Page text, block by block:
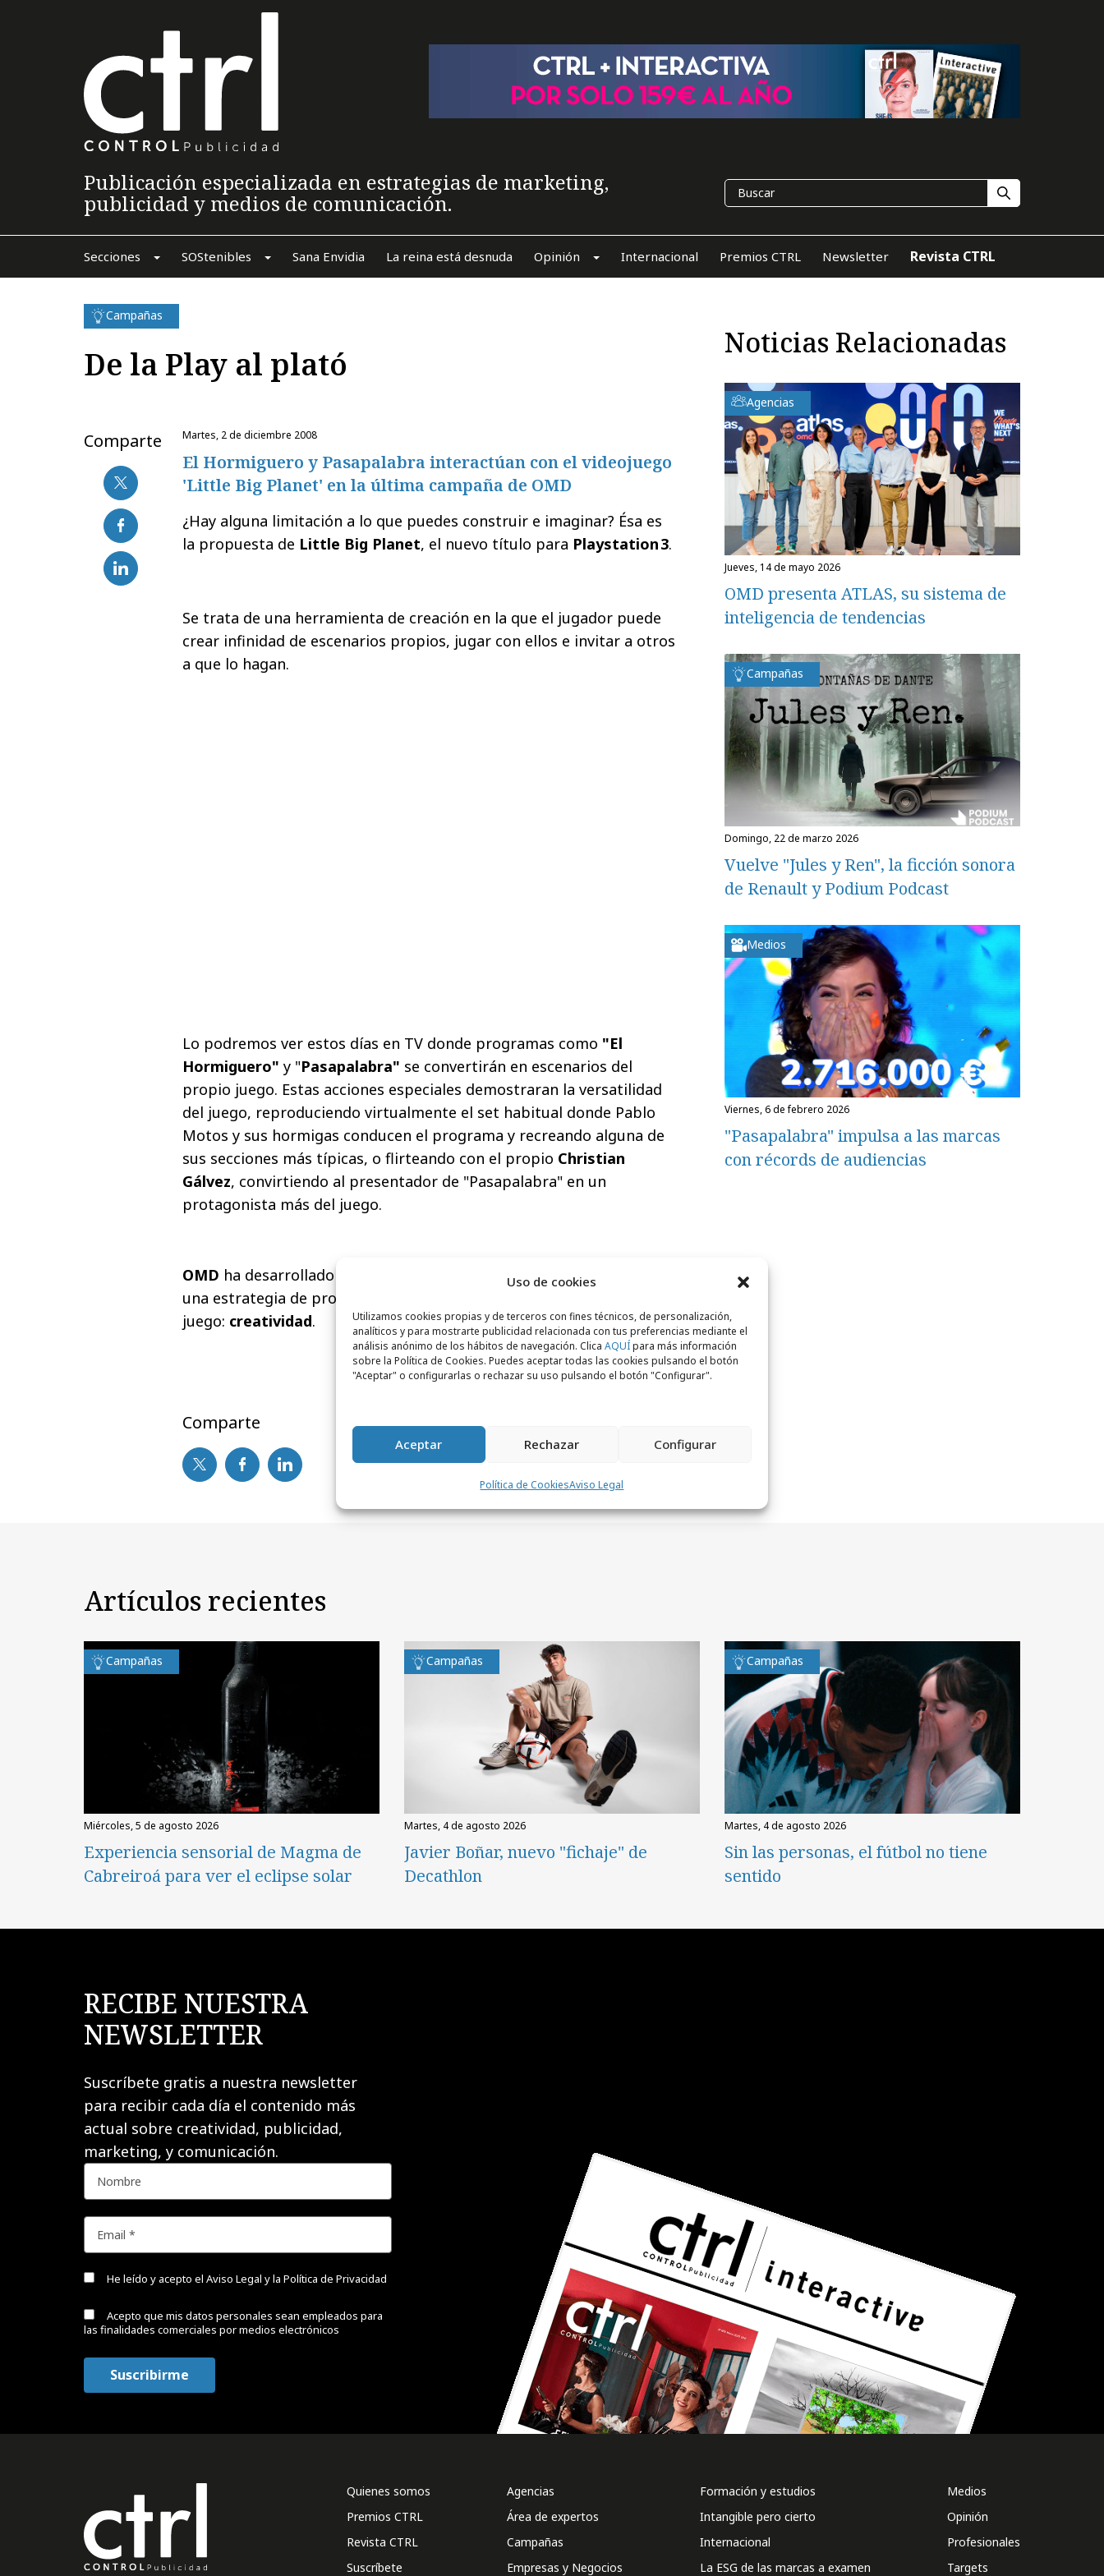
Uso de cookies
Utilizamos cookies propias y de terceros con fines técnicos, de personalización,
analíticos y para mostrarte publicidad relacionada con tus preferencias mediante el
análisis anónimo de los hábitos de navegación. Clica AQUÍpara más información
sobre la Política de Cookies. Puedes aceptar todas las cookies pulsando el botón
"Aceptar" o configurarlas o rechazar su uso pulsando el botón "Configurar".
Aceptar Rechazar Configurar
Política de CookiesAviso Legal
Publicación especializada en estrategias de marketing,
publicidad y medios de comunicación.
Secciones SOStenibles Sana Envidia La reina está desnuda Opinión Internacional Premios CTRL Newsletter Revista CTRL
Campañas
De la Play al plató
Comparte martes, 2 de diciembre 2008
El Hormiguero y Pasapalabra interactúan con el videojuego
'Little Big Planet' en la última campaña de OMD
¿Hay alguna limitación a lo que puedes construir e imaginar? Ésa es
la propuesta de Little Big Planet, el nuevo título para Playstation3.
Se trata de una herramienta de creación en la que el jugador puede
crear infinidad de escenarios propios, jugar con ellos e invitar a otros
a que lo hagan.
Lo podremos ver estos días en TV donde programas como "El
Hormiguero" y "Pasapalabra" se convertirán en escenarios del
propio juego. Estas acciones especiales demostraran la versatilidad
del juego, reproduciendo virtualmente el set habitual donde Pablo
Motos y sus hormigas conducen el programa y recreando alguna de
sus secciones más típicas, o flirteando con el propio Christian
Gálvez, convirtiendo al presentador de "Pasapalabra" en un
protagonista más del juego.
OMD ha desarrollado estas acciones especiales que forman parte de
una estrategia de promoción liderada por el mismo espíritu del
juego: creatividad.
Comparte
Noticias Relacionadas
Agencias
jueves, 14 de mayo 2026
OMD presenta ATLAS, su sistema de
inteligencia de tendencias
Campañas
domingo, 22 de marzo 2026
Vuelve "Jules y Ren", la ficción sonora
de Renault y Podium Podcast
Medios
viernes, 6 de febrero 2026
"Pasapalabra" impulsa a las marcas
con récords de audiencias
Artículos recientes
Campañas
miércoles, 5 de agosto 2026
Experiencia sensorial de Magma de
Cabreiroá para ver el eclipse solar
Campañas
martes, 4 de agosto 2026
Javier Boñar, nuevo "fichaje" de
Decathlon
Campañas
martes, 4 de agosto 2026
Sin las personas, el fútbol no tiene
sentido
RECIBE NUESTRA
NEWSLETTER
Suscríbete gratis a nuestra newsletter
para recibir cada día el contenido más
actual sobre creatividad, publicidad,
marketing, y comunicación.
He leído y acepto el Aviso Legal y la Política de Privacidad
Acepto que mis datos personales sean empleados para
las finalidades comerciales por medios electrónicos
Quienes somos
Premios CTRL
Revista CTRL
Suscríbete
Agencias
Área de expertos
Campañas
Empresas y Negocios
Formación y estudios
Intangible pero cierto
Internacional
La ESG de las marcas a examen
Medios
Opinión
Profesionales
Targets